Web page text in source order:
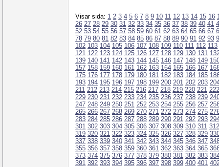
Visar sida: 1 2 3 4 5 6 7 8 9 10 11 12 13 14 15 16
26 27 28 29 30 31 32 33 34 35 36 37 38 39 40 41
52 53 54 55 56 57 58 59 60 61 62 63 64 65 66 67
78 79 80 81 82 83 84 85 86 87 88 89 90 91 92 93
102 103 104 105 106 107 108 109 110 111 112 113
121 122 123 124 125 126 127 128 129 130 131
139 140 141 142 143 144 145 146 147 148 149
157 158 159 160 161 162 163 164 165 166 167
175 176 177 178 179 180 181 182 183 184 185
193 194 195 196 197 198 199 200 201 202 203
211 212 213 214 215 216 217 218 219 220 221 222
229 230 231 232 233 234 235 236 237 238 239
247 248 249 250 251 252 253 254 255 256 257
265 266 267 268 269 270 271 272 273 274 275
283 284 285 286 287 288 289 290 291 292 293
301 302 303 304 305 306 307 308 309 310 311 312
319 320 321 322 323 324 325 326 327 328 329
337 338 339 340 341 342 343 344 345 346 347
355 356 357 358 359 360 361 362 363 364 365
373 374 375 376 377 378 379 380 381 382 383
391 392 393 394 395 396 397 398 399 400 401